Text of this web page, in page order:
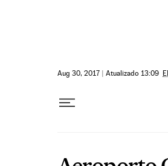
Aug 30, 2017 | Atualizado 13:09